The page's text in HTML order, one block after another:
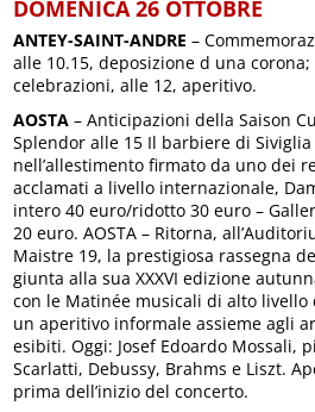
DOMENICA 26 OTTOBRE
ANTEY-SAINT-ANDRE –
alle 10.15, deposizione d una
celebrazioni, alle 12, aperitivo.
AOSTA – Anticipazioni della Saison
Splendor alle 15 Il barbiere di
nell’allestimento firmato da uno dei
acclamati a livello internazionale,
intero 40 euro/ridotto 30 euro –
20 euro. AOSTA – Ritorna,
Maistre 19, la prestigiosa rassegna
giunta alla sua XXXVI edizione
con le Matinée musicali di alto livello
un aperitivo informale assieme agli
esibiti. Oggi: Josef Edoardo Mossali,
Scarlatti, Debussy, Brahms e Liszt.
prima dell’inizio del concerto.